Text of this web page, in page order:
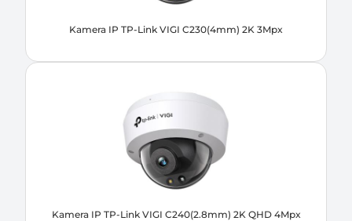
Kamera IP TP-Link VIGI C230(4mm) 2K 3Mpx
Kamera IP TP-Link VIGI C240(2.8mm) 2K QHD 4Mpx